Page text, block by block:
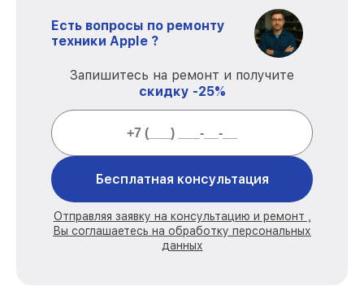
Есть вопросы по ремонту
техники Apple ?
Запишитесь на ремонт и получите
скидку -25%
Бесплатная консультация
Отправляя заявку на консультацию и ремонт ,
Вы соглашаетесь на обработку персональных
данных